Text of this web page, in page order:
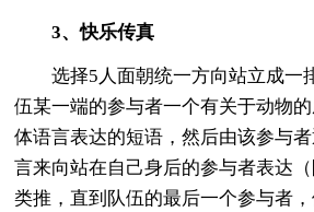
3、快乐传真
选择5人面朝统一方向站立成一
伍某一端的参与者一个有关于动物
体语言表达的短语，然后由该参与
言来向站在自己身后的参与者表达
类推，直到队伍的最后一个参与者